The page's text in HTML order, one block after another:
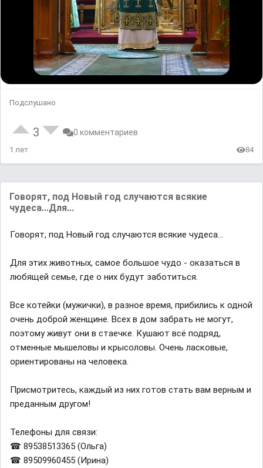
Подслушано
3 0 комментариев
1 лет 84
Говорят, под Новый год случаются всякие
чудеса...Для...
Говорят, под Новый год случаются всякие чудеса...
Для этих животных, самое большое чудо - оказаться в
любящей семье, где о них будут заботиться.
Все котейки (мужички), в разное время, прибились к одной
очень доброй женщине. Всех в дом забрать не могут,
поэтому живут они в стаечке. Кушают всё подряд,
отменные мышеловы и крысоловы. Очень ласковые,
ориентированы на человека.
Присмотритесь, каждый из них готов стать вам верным и
преданным другом!
Телефоны для связи:
☎ 89538513365 (Ольга)
☎ 89509960455 (Ирина)